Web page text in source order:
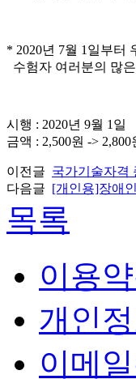
* 2020년 7월 1일부터
수험자 여러분의 많
시행 : 2020년 9월 1일
금액 : 2,500원 -> 2,800
이전글 국가기술자격
다음글 [개인용]장애
목록
이용
개인
이메